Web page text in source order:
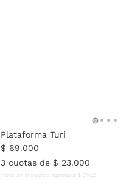
Plataforma Turi
$ 69.000
3cuotas de $ 23.000
Precio sin impuestos nacionales: $ 57 .025